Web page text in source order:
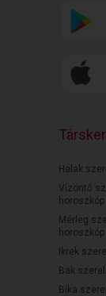
Halak
Vízöntő
horoszkóp
Mérleg
horoszkóp
Ikrek
Bak
Bika